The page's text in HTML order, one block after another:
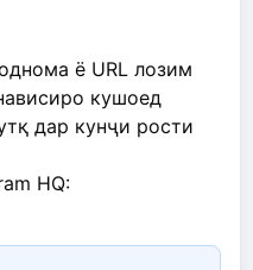
ё URL лозим
кушоед
дар кунҷи рости
HQ: